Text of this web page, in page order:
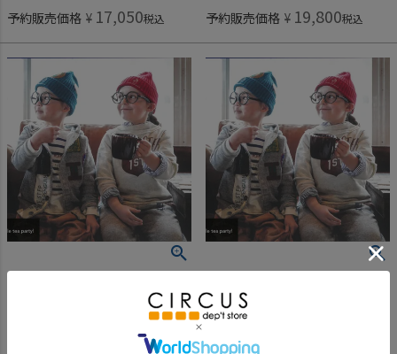
予約販売価格 ¥ 17,050税込 予約販売価格 ¥ 19,800税込
デニム＆ダンガリー予約専用
[デニム＆ダンガリー予約専用] ウラケ PENNIE エプロン PN【9月入荷予定】 3GRグレー
ご予約対象商品